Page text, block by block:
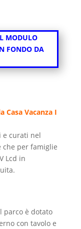
MODULO
FONDO DA
Casa Vacanza I
e curati nel
che per famiglie
Lcd in
parco è dotato
con tavolo e